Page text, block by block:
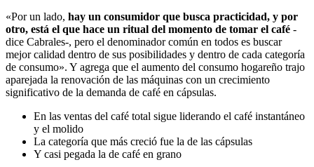
«Por un lado, hay un consumidor que busca practicidad, y por
otro, está el que hace un ritual del momento de tomar el café -
dice Cabrales-, pero el denominador común en todos es buscar
mejor calidad dentro de sus posibilidades y dentro de cada categoría
de consumo». Y agrega que el aumento del consumo hogareño trajo
aparejada la renovación de las máquinas con un crecimiento
significativo de la demanda de café en cápsulas.
En las ventas del café total sigue liderando el café instantáneo
y el molido
La categoría que más creció fue la de las cápsulas
Y casi pegada la de café en grano